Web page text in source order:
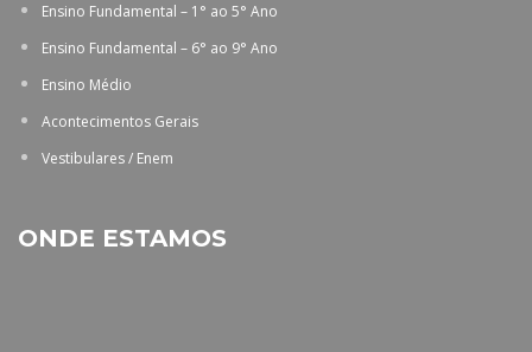
Ensino Fundamental – 1° ao 5° Ano
Ensino Fundamental – 6° ao 9° Ano
Ensino Médio
Acontecimentos Gerais
Vestibulares / Enem
ONDE ESTAMOS